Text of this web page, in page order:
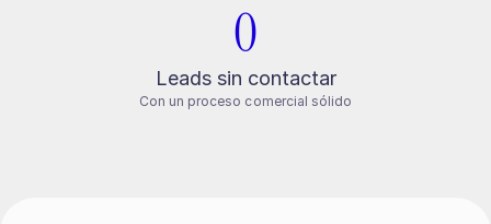
0
Leads sin contactar
Con un proceso comercial sólido